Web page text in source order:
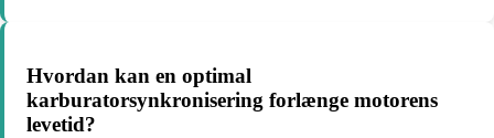
Hvordan kan en optimal
karburatorsynkronisering forlænge motorens
levetid?